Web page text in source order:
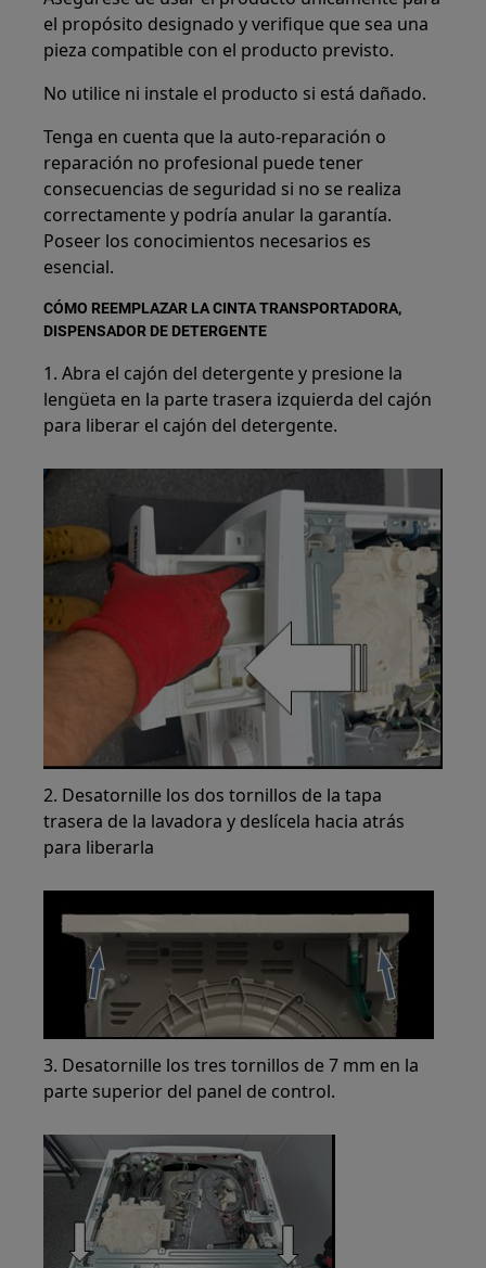
el propósito designado y verifique que sea una
pieza compatible con el producto previsto.
No utilice ni instale el producto si está dañado.
Tenga en cuenta que la auto-reparación o
reparación no profesional puede tener
consecuencias de seguridad si no se realiza
correctamente y podría anular la garantía.
Poseer los conocimientos necesarios es
esencial.
CÓMO REEMPLAZAR LA CINTA TRANSPORTADORA,
DISPENSADOR DE DETERGENTE
1. Abra el cajón del detergente y presione la
lengüeta en la parte trasera izquierda del cajón
para liberar el cajón del detergente.
2. Desatornille los dos tornillos de la tapa
trasera de la lavadora y deslícela hacia atrás
para liberarla
3. Desatornille los tres tornillos de 7 mm en la
parte superior del panel de control.